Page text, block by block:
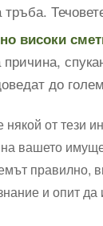
тръба.
високи
причина,
до
някой от тези
вашето
правилно,
и опит